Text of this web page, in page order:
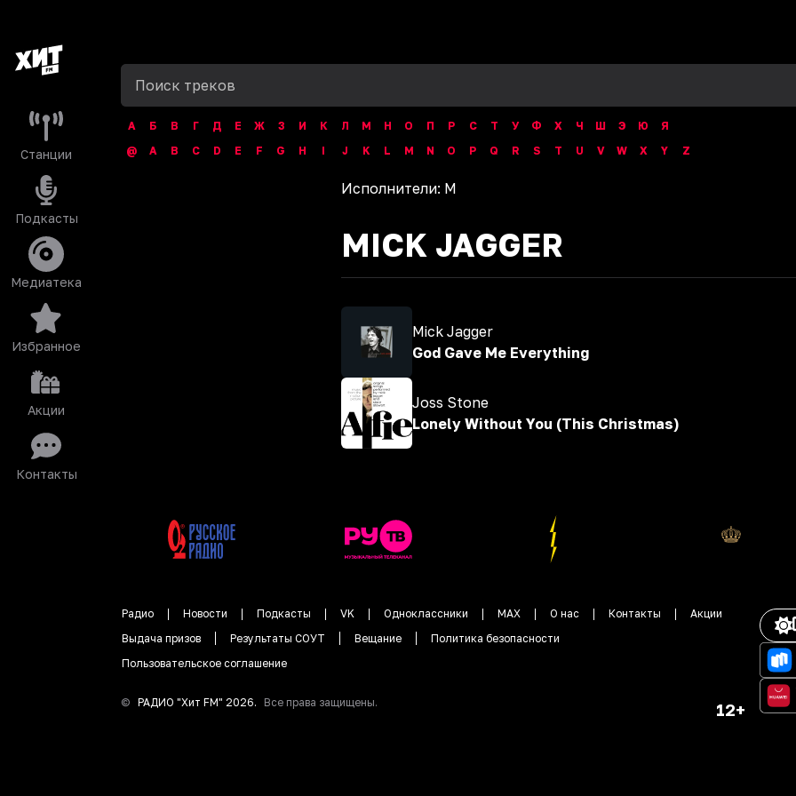
Станции
Подкасты
Медиатека
Избранное
Акции
Контакты
А Б В Г Д Е Ж З И К Л М Н О П Р С Т У Ф Х Ч Ш Э Ю
Я
@
A B C D E F G H I J K L M N O P Q R S T U V W X Y Z
Исполнители: M
MICK JAGGER
Mick Jagger
God Gave Me Everything
Joss Stone
Lonely Without You (This Christmas)
Радио Новости Подкасты VK Одноклассники MAX О нас Контакты
Акции
Выдача призов
Результаты СОУТ Вещание
Политика безопасности
Пользовательское соглашение
© РАДИО "Хит FM" 2026. Все права защищены. 12+